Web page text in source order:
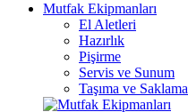
Mutfak Ekipmanları
El Aletleri
Hazırlık
Pişirme
Servis ve Sunum
Taşıma ve Saklama